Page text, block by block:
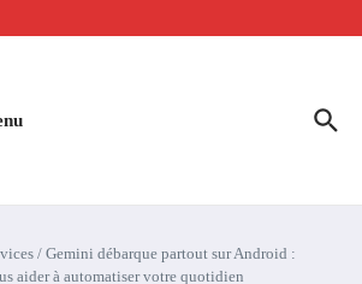
l’IA simplifie la data de caisse pour la transformer en
/ Gemini débarque partout sur Android :
aider à automatiser votre quotidien